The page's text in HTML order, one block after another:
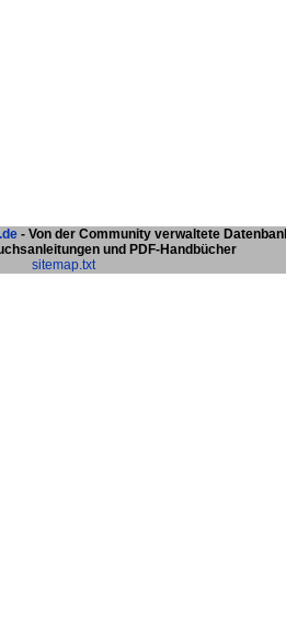
- Von der Community verwaltete
und PDF-Handbücher
sitemap.txt